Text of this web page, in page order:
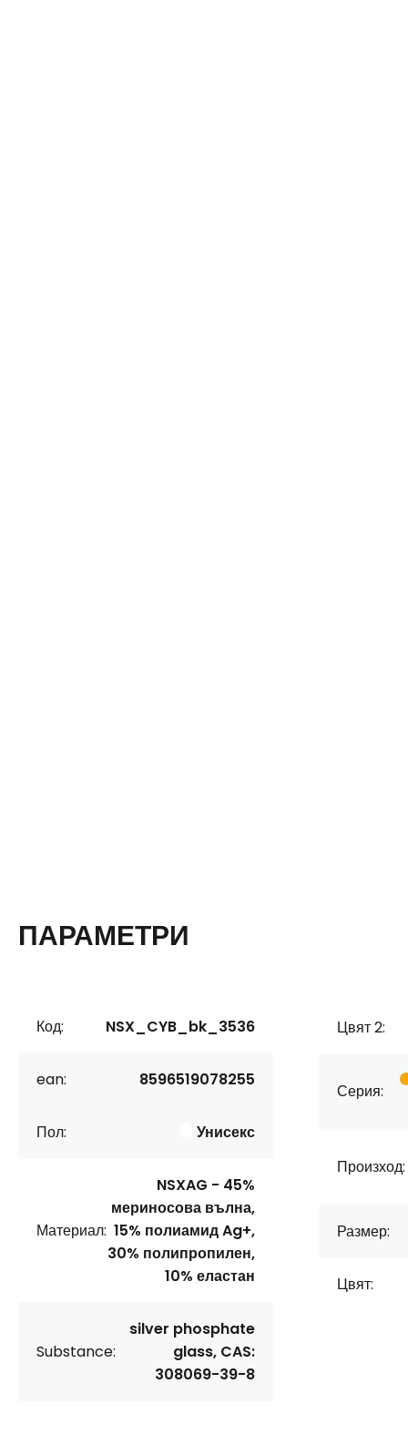
ПАРАМЕТРИ
Код: NSX_CYB_bk_3536
ean: 8596519078255
Пол: Унисекс
Материал:
NSXAG - 45%
мериносова вълна,
15% полиамид Ag+,
30% полипропилен,
10% еластан
Substance:
silver phosphate
glass, CAS:
308069-39-8
Цвят 2:
Серия:
Произход:
Размер:
Цвят: